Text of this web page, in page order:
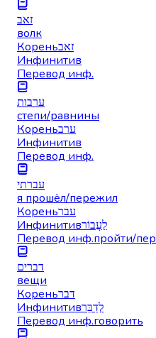
זאב
волк
Кореньזאב
Инфинитив
Перевод инф.
ערבות
степи/равнины
Кореньערב
Инфинитив
Перевод инф.
עברתי
я прошёл/пережил
Кореньעבר
Инфинитивלַעֲבוֹר
Перевод инф.пройти/
דברים
вещи
Кореньדבר
Инфинитивלְדַבֵּר
Перевод инф.говорить